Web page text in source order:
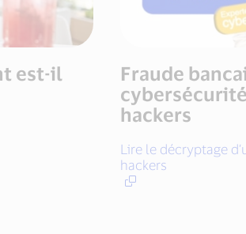
est-il
Fraude
hackers
Lire le décryptage
hackers